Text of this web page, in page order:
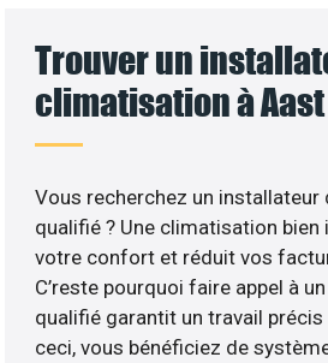
Trouver un
climatisation à
Vous recherchez un
qualifié ? Une climatisation
votre confort et réduit vos
C’reste pourquoi faire appel à
qualifié garantit un travail précis
ceci, vous bénéficiez de